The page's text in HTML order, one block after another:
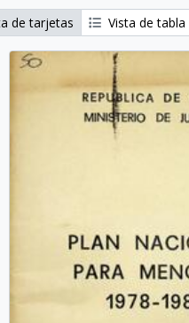
de tarjetas Vista de tabla